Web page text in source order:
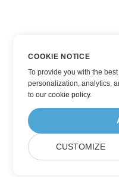
COOKIE NOTICE
To provide you with the
personalization, analytics,
toour cookie policy.
CUSTOMIZE